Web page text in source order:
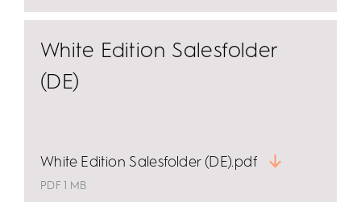
White Edition Salesfolder
(DE)
White Edition Salesfolder (DE).pdf
PDF 1 MB